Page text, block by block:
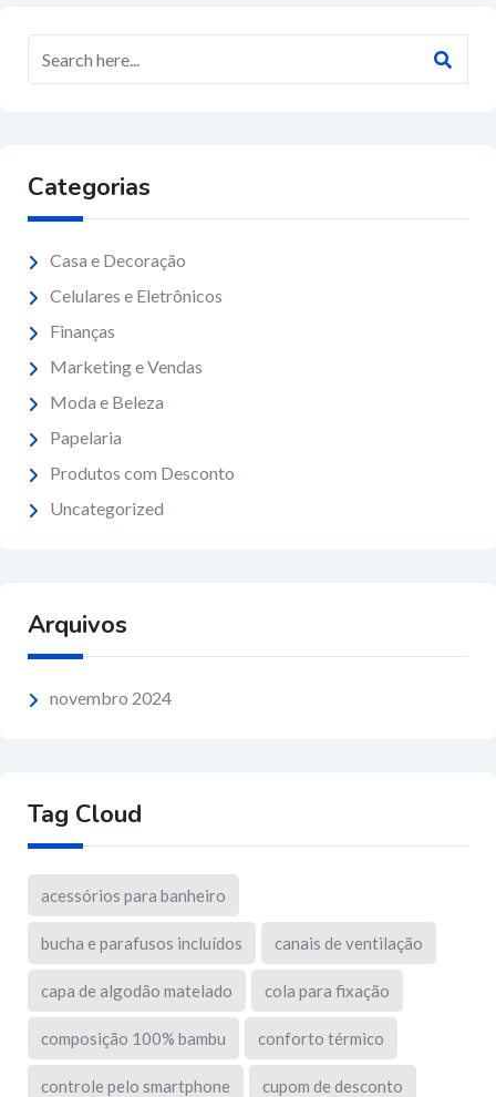
Categorias
Casa e Decoração
Celulares e Eletrônicos
Finanças
Marketing e Vendas
Moda e Beleza
Papelaria
Produtos com Desconto
Uncategorized
Arquivos
novembro 2024
Tag Cloud
acessórios para banheiro
bucha e parafusos incluídos canais de ventilação
capa de algodão matelado cola para fixação
composição 100% bambu conforto térmico
controle pelo smartphone cupom de desconto